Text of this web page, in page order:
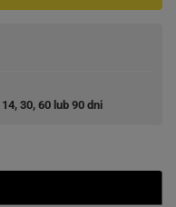
14, 30, 60 lub 90 dni